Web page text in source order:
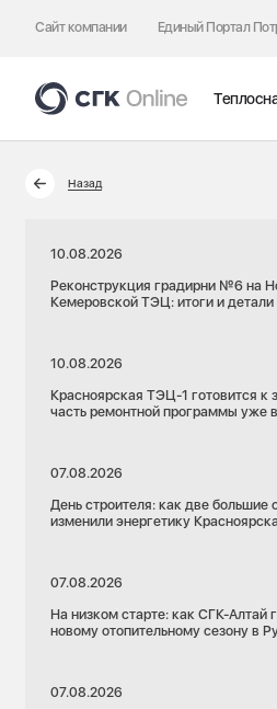
Сайт компании Единый Портал
Назад
10.08.2026
Реконструкция градирни №6 на
Кемеровской ТЭЦ: итоги и детали
10.08.2026
Красноярская ТЭЦ-1 готовится к
часть ремонтной программы уже
07.08.2026
День строителя: как две большие
изменили энергетику Красноярска
07.08.2026
На низком старте: как СГК-Алтай
новому отопительному сезону в
07.08.2026